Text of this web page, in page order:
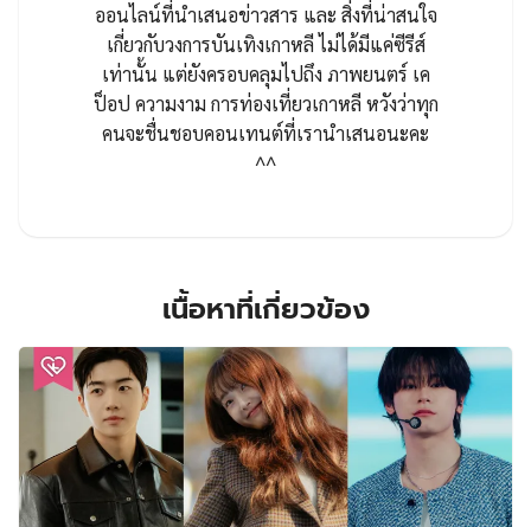
ออนไลน์ที่นำเสนอข่าวสาร และ สิ่งที่น่าสนใจ
เกี่ยวกับวงการบันเทิงเกาหลี ไม่ได้มีแค่ซีรีส์
เท่านั้น แต่ยังครอบคลุมไปถึง ภาพยนตร์ เค
ป็อป ความงาม การท่องเที่ยวเกาหลี หวังว่าทุก
คนจะชื่นชอบคอนเทนต์ที่เรานำเสนอนะคะ
^^
เนื้อหาที่เกี่ยวข้อง